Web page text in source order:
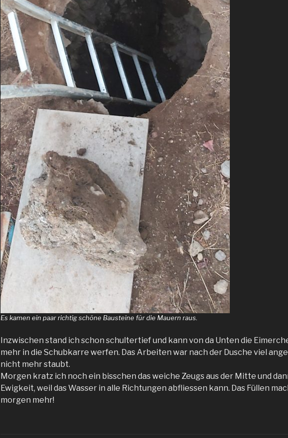
Es kamen ein paar richtig schöne Bausteine für die Mauern raus.
Inzwischen stand ich schon schultertief und kann von da Unten die
mehr in die Schubkarre werfen. Das Arbeiten war nach der Dusche viel
nicht mehr staubt.
Morgen kratz ich noch ein bisschen das weiche Zeugs aus der Mitte und
Ewigkeit, weil das Wasser in alle Richtungen abfliessen kann. Das Füllen
morgen mehr!